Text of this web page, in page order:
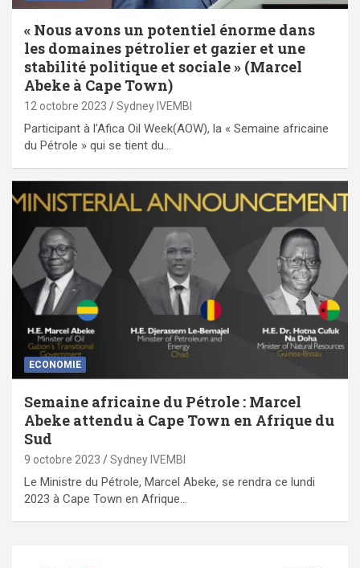
« Nous avons un potentiel énorme dans
les domaines pétrolier et gazier et une
stabilité politique et sociale » (Marcel
Abeke à Cape Town)
12 octobre 2023 Sydney IVEMBI
Participant à l’Afica Oil Week(AOW), la « Semaine africaine
du Pétrole » qui se tient du…
ECONOMIE
Semaine africaine du Pétrole : Marcel
Abeke attendu à Cape Town en Afrique du
Sud
9 octobre 2023 Sydney IVEMBI
Le Ministre du Pétrole, Marcel Abeke, se rendra ce lundi
2023 à Cape Town en Afrique…